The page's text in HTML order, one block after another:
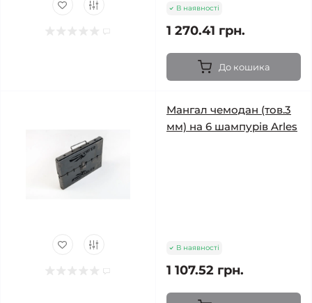
В наявності
1 270.41 грн.
До кошика
Мангал чемодан (тов.3
мм) на 6 шампурів Arles
В наявності
1 107.52 грн.